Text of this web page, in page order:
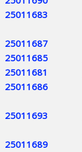
25011683
25011687
25011685
25011681
25011686
25011693
25011689